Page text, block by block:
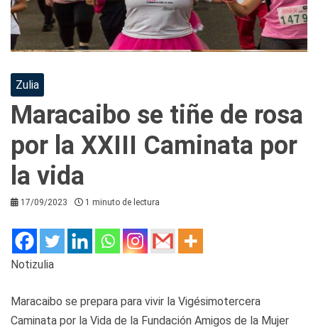
Zulia
Maracaibo se tiñe de rosa
por la XXIII Caminata por
la vida
17/09/2023 1 minuto de lectura
Notizulia
Maracaibo se prepara para vivir la Vigésimotercera
Caminata por la Vida de la Fundación Amigos de la Mujer